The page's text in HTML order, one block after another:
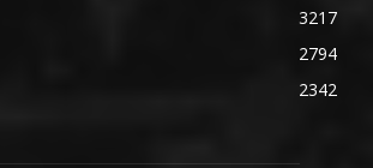
3217
2794
2342